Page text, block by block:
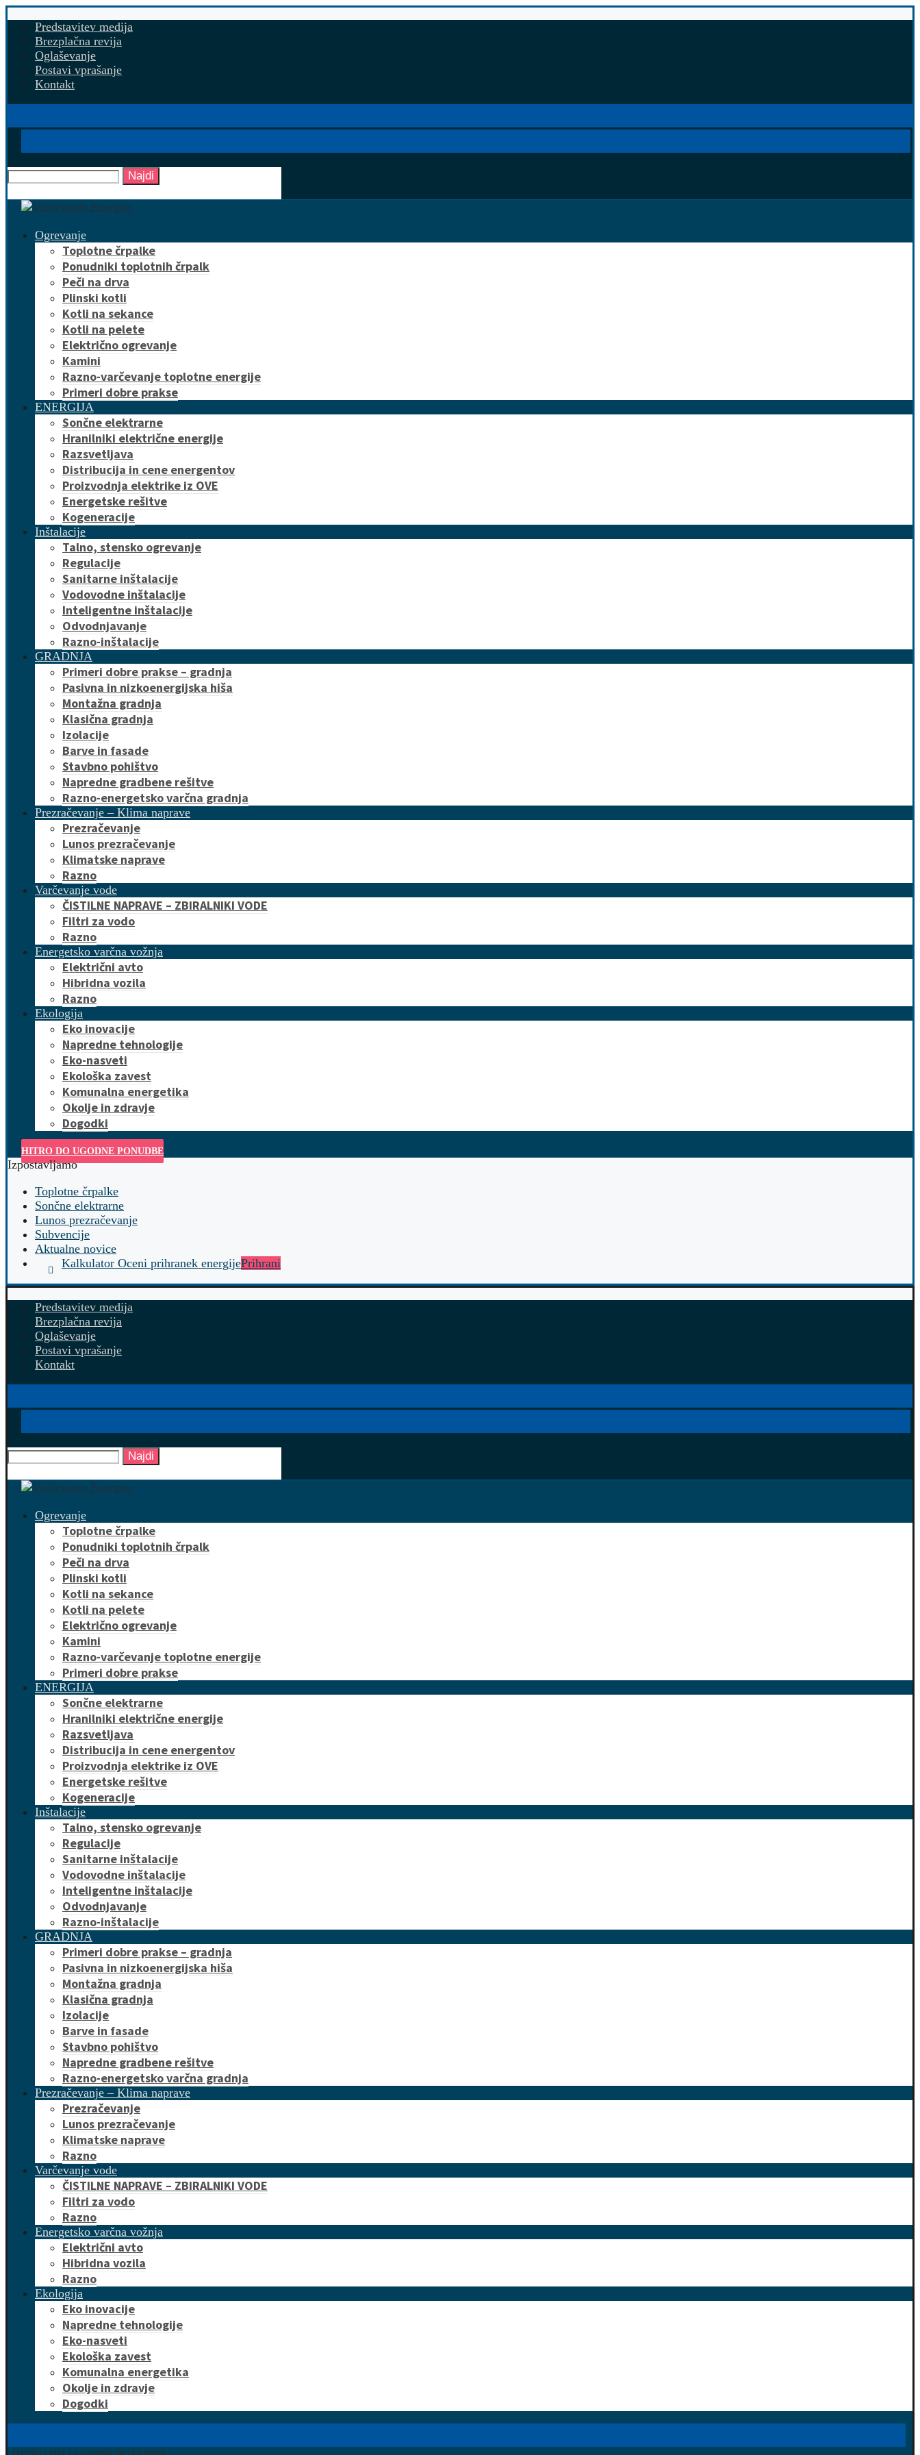
Predstavitev medija
Brezplačna revija
Oglaševanje
Postavi vprašanje
Kontakt
Najdi
Ogrevanje
Toplotne črpalke
Ponudniki toplotnih črpalk
Peči na drva
Plinski kotli
Kotli na sekance
Kotli na pelete
Električno ogrevanje
Kamini
Razno-varčevanje toplotne energije
Primeri dobre prakse
ENERGIJA
Sončne elektrarne
Hranilniki električne energije
Razsvetljava
Distribucija in cene energentov
Proizvodnja elektrike iz OVE
Energetske rešitve
Kogeneracije
Inštalacije
Talno, stensko ogrevanje
Regulacije
Sanitarne inštalacije
Vodovodne inštalacije
Inteligentne inštalacije
Odvodnjavanje
Razno-inštalacije
GRADNJA
Primeri dobre prakse – gradnja
Pasivna in nizkoenergijska hiša
Montažna gradnja
Klasična gradnja
Izolacije
Barve in fasade
Stavbno pohištvo
Napredne gradbene rešitve
Razno-energetsko varčna gradnja
Prezračevanje – Klima naprave
Prezračevanje
Lunos prezračevanje
Klimatske naprave
Razno
Varčevanje vode
ČISTILNE NAPRAVE – ZBIRALNIKI VODE
Filtri za vodo
Razno
Energetsko varčna vožnja
Električni avto
Hibridna vozila
Razno
Ekologija
Eko inovacije
Napredne tehnologije
Eko-nasveti
Ekološka zavest
Komunalna energetika
Okolje in zdravje
Dogodki
HITRO DO UGODNE PONUDBE
Izpostavljamo
Toplotne črpalke
Sončne elektrarne
Lunos prezračevanje
Subvencije
Aktualne novice
Kalkulator Oceni prihranek energijePrihrani
Predstavitev medija
Brezplačna revija
Oglaševanje
Postavi vprašanje
Kontakt
Najdi
Ogrevanje
Toplotne črpalke
Ponudniki toplotnih črpalk
Peči na drva
Plinski kotli
Kotli na sekance
Kotli na pelete
Električno ogrevanje
Kamini
Razno-varčevanje toplotne energije
Primeri dobre prakse
ENERGIJA
Sončne elektrarne
Hranilniki električne energije
Razsvetljava
Distribucija in cene energentov
Proizvodnja elektrike iz OVE
Energetske rešitve
Kogeneracije
Inštalacije
Talno, stensko ogrevanje
Regulacije
Sanitarne inštalacije
Vodovodne inštalacije
Inteligentne inštalacije
Odvodnjavanje
Razno-inštalacije
GRADNJA
Primeri dobre prakse – gradnja
Pasivna in nizkoenergijska hiša
Montažna gradnja
Klasična gradnja
Izolacije
Barve in fasade
Stavbno pohištvo
Napredne gradbene rešitve
Razno-energetsko varčna gradnja
Prezračevanje – Klima naprave
Prezračevanje
Lunos prezračevanje
Klimatske naprave
Razno
Varčevanje vode
ČISTILNE NAPRAVE – ZBIRALNIKI VODE
Filtri za vodo
Razno
Energetsko varčna vožnja
Električni avto
Hibridna vozila
Razno
Ekologija
Eko inovacije
Napredne tehnologije
Eko-nasveti
Ekološka zavest
Komunalna energetika
Okolje in zdravje
Dogodki